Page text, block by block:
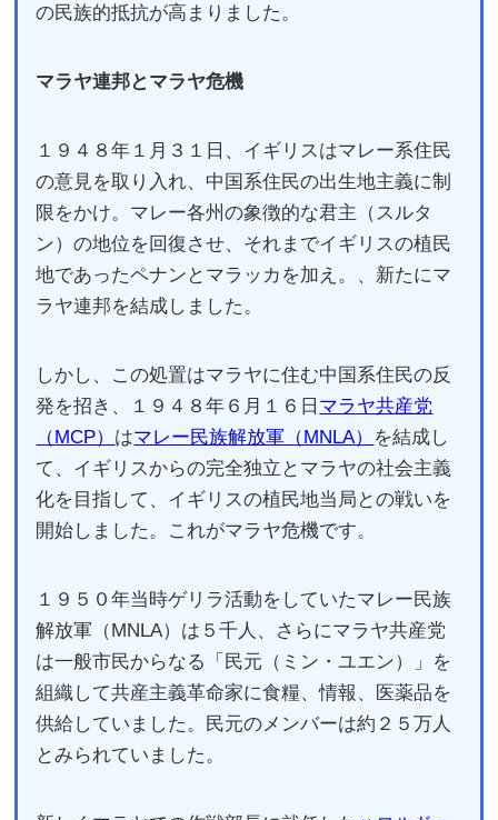
の民族的抵抗が高まりました。
マラヤ連邦とマラヤ危機
１９４８年１月３１日、イギリスはマレー系住民
の意見を取り入れ、中国系住民の出生地主義に制
限をかけ。マレー各州の象徴的な君主（スルタ
ン）の地位を回復させ、それまでイギリスの植民
地であったペナンとマラッカを加え。、新たにマ
ラヤ連邦を結成しました。
しかし、この処置はマラヤに住む中国系住民の反
発を招き、１９４８年６月１６日 マラヤ共産党
（MCP） はマレー民族解放軍（MNLA） を結成し
て、イギリスからの完全独立とマラヤの社会主義
化を目指して、イギリスの植民地当局との戦いを
開始しました。これがマラヤ危機です。
１９５０年当時ゲリラ活動をしていたマレー民族
解放軍（MNLA）は５千人、さらにマラヤ共産党
は一般市民からなる「民元（ミン・ユエン）」を
組織して共産主義革命家に食糧、情報、医薬品を
供給していました。民元のメンバーは約２５万人
とみられていました。